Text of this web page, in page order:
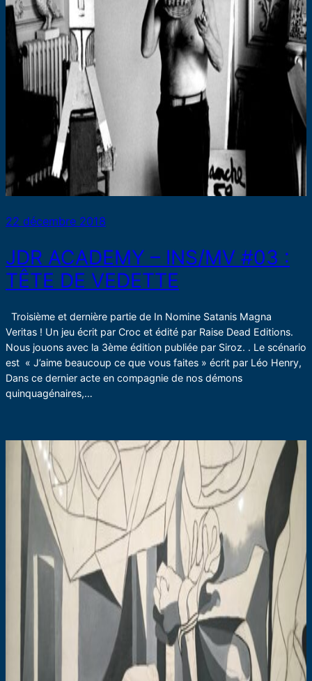
22 décembre 2018
JDR ACADEMY – INS/MV #03 :
TÊTE DE VEDETTE
Troisième et dernière partie de In Nomine Satanis Magna
Veritas ! Un jeu écrit par Croc et édité par Raise Dead Editions.
Nous jouons avec la 3ème édition publiée par Siroz. . Le scénario
est « J’aime beaucoup ce que vous faites » écrit par Léo Henry,
Dans ce dernier acte en compagnie de nos démons
quinquagénaires,…